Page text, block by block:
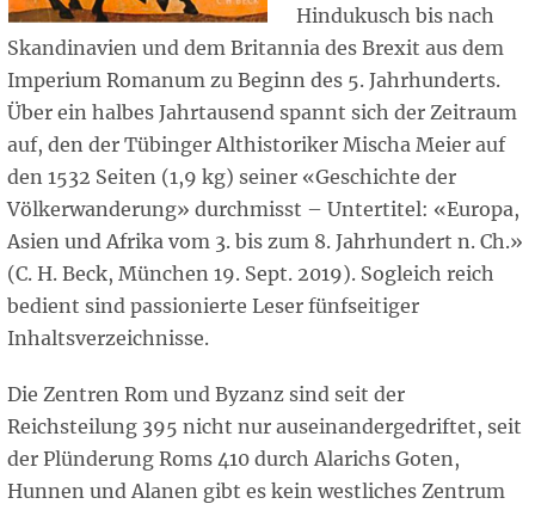
Hindukusch bis nach
Skandinavien und dem Britannia des Brexit aus dem
Imperium Romanum zu Beginn des 5. Jahrhunderts.
Über ein halbes Jahrtausend spannt sich der Zeitraum
auf, den der Tübinger Althistoriker Mischa Meier auf
den 1532 Seiten (1,9 kg) seiner «Geschichte der
Völkerwanderung» durchmisst – Untertitel: «Europa,
Asien und Afrika vom 3. bis zum 8. Jahrhundert n. Ch.»
(C. H. Beck, München 19. Sept. 2019). Sogleich reich
bedient sind passionierte Leser fünfseitiger
Inhaltsverzeichnisse.
Die Zentren Rom und Byzanz sind seit der
Reichsteilung 395 nicht nur auseinandergedriftet, seit
der Plünderung Roms 410 durch Alarichs Goten,
Hunnen und Alanen gibt es kein westliches Zentrum